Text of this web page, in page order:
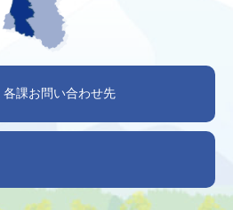
各課お問い合わせ先